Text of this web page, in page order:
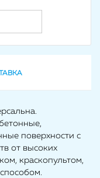
поверхности с
от высоких
краскопультом,